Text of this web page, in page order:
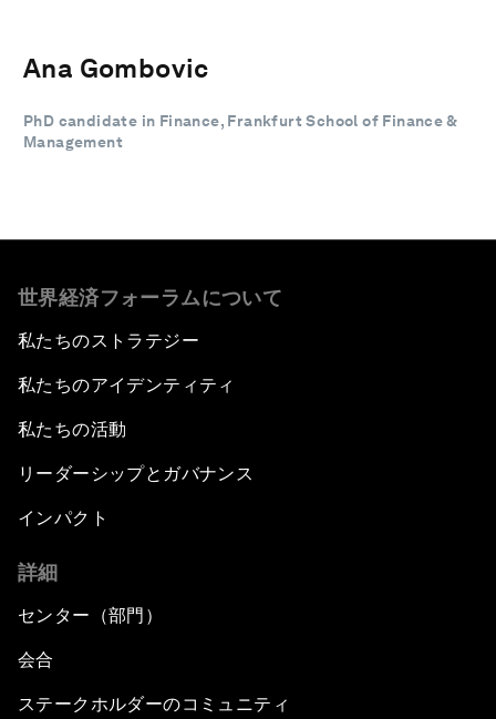
Ana Gombovic
PhD candidate in Finance, Frankfurt School of Finance &
Management
世界経済フォーラムについて
私たちのストラテジー
私たちのアイデンティティ
私たちの活動
リーダーシップとガバナンス
インパクト
詳細
センター（部門）
会合
ステークホルダーのコミュニティ